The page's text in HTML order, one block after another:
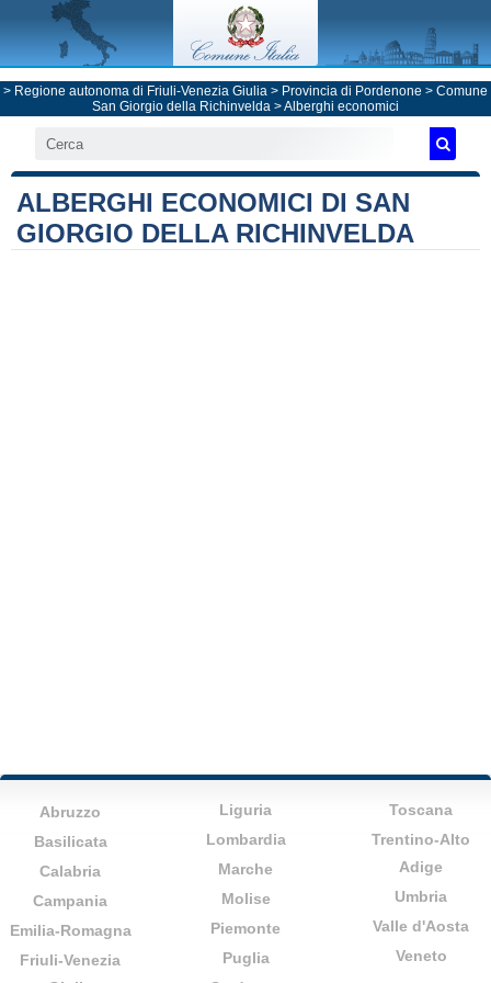
> Regione autonoma di Friuli-Venezia Giulia > Provincia di Pordenone > Comune
San Giorgio della Richinvelda > Alberghi economici
ALBERGHI ECONOMICI DI SAN
GIORGIO DELLA RICHINVELDA
Abruzzo
Basilicata
Calabria
Campania
Emilia-Romagna
Friuli-Venezia
Liguria
Lombardia
Marche
Molise
Piemonte
Puglia
Toscana
Trentino-Alto
Adige
Umbria
Valle d'Aosta
Veneto